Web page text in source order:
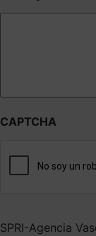
CAPTCHA
SPRI-Agencia